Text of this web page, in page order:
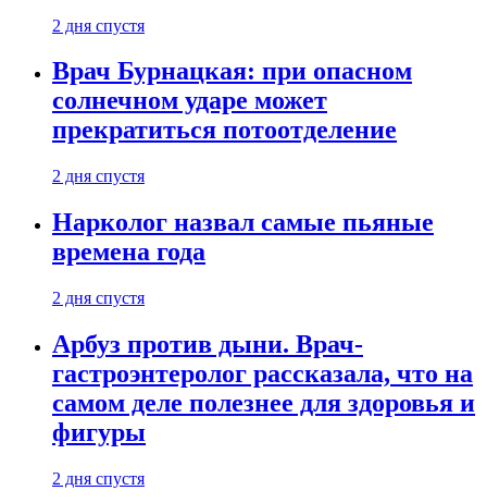
2 дня спустя
Врач Бурнацкая: при опасном
солнечном ударе может
прекратиться потоотделение
2 дня спустя
Нарколог назвал самые пьяные
времена года
2 дня спустя
Арбуз против дыни. Врач-
гастроэнтеролог рассказала, что на
самом деле полезнее для здоровья и
фигуры
2 дня спустя